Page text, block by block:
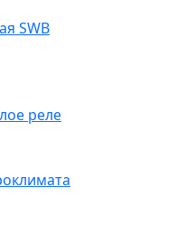
SWB
реле